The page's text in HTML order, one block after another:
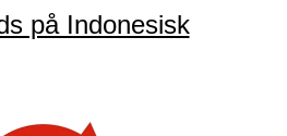
på Indonesisk